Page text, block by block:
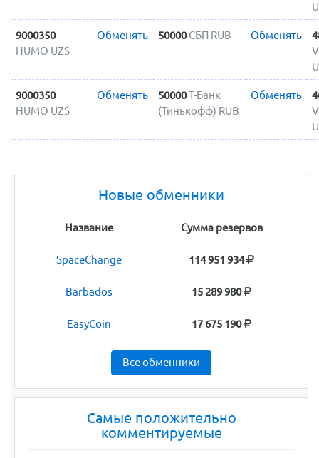
9000350
HUMO UZS
Обменять 50000 СБП RUB Обменять
9000350
HUMO UZS
Обменять 50000Т-Банк
(Тинькофф) RUB
Обменять
Новые обменники
Название Сумма резервов
SpaceChange 114 951 934
Barbados 15 289 980
EasyCoin 17 675 190
Все обменники
Самые положительно
комментируемые